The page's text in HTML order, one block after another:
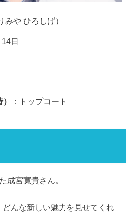
みや ひろしげ）
14日
：トップコート
成宮寛貴さん。
どんな新しい魅力を見せてくれ